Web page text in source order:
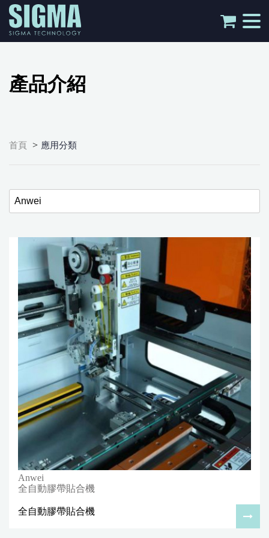
產品介紹
首頁 > 應用分類
Anwei
全自動膠帶貼合機
全自動膠帶貼合機